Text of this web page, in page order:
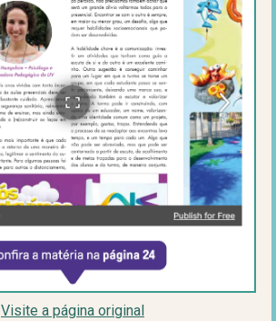
Visite a página original